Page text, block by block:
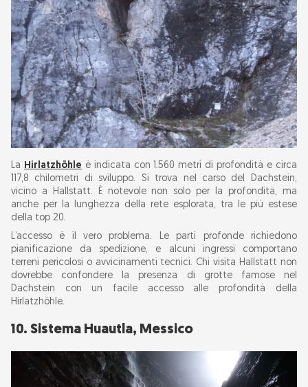
La Hirlatzhöhle è indicata con 1.560 metri di profondità e circa
117,8 chilometri di sviluppo. Si trova nel carso del Dachstein,
vicino a Hallstatt. È notevole non solo per la profondità, ma
anche per la lunghezza della rete esplorata, tra le più estese
della top 20.
L’accesso è il vero problema. Le parti profonde richiedono
pianificazione da spedizione, e alcuni ingressi comportano
terreni pericolosi o avvicinamenti tecnici. Chi visita Hallstatt non
dovrebbe confondere la presenza di grotte famose nel
Dachstein con un facile accesso alle profondità della
Hirlatzhöhle.
10. Sistema Huautla, Messico